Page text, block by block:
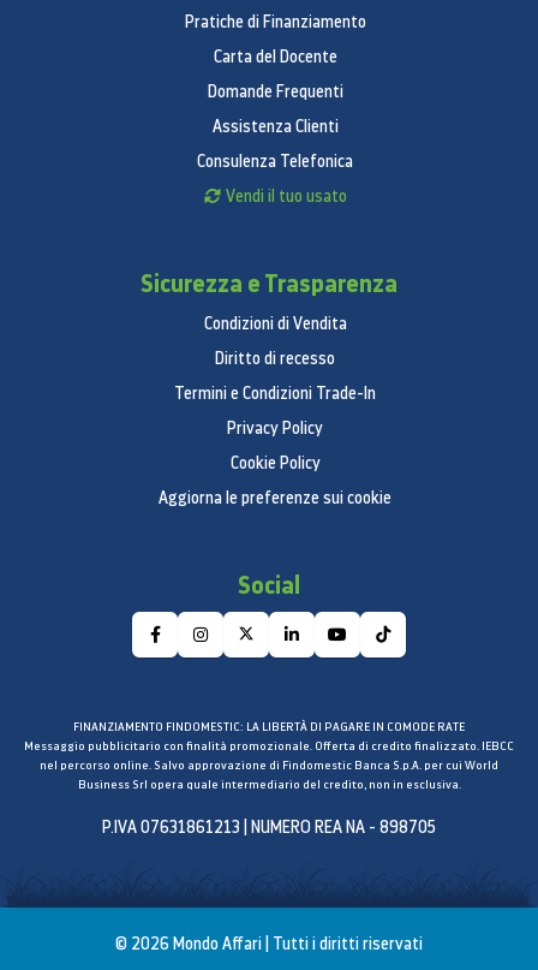
Pratiche di Finanziamento
Carta del Docente
Domande Frequenti
Assistenza Clienti
Consulenza Telefonica
Vendi il tuo usato
Sicurezza e Trasparenza
Condizioni di Vendita
Diritto di recesso
Termini e Condizioni Trade-In
Privacy Policy
Cookie Policy
Aggiorna le preferenze sui cookie
Social
FINANZIAMENTO FINDOMESTIC: LA LIBERTÀ DI PAGARE IN COMODE RATE
Messaggio pubblicitario con finalità promozionale. Offerta di credito finalizzato. IEBCC
nel percorso online. Salvo approvazione di Findomestic Banca S.p.A. per cui World
Business Srl opera quale intermediario del credito, non in esclusiva.
P.IVA 07631861213 | NUMERO REA NA - 898705
© 2026 Mondo Affari | Tutti i diritti riservati